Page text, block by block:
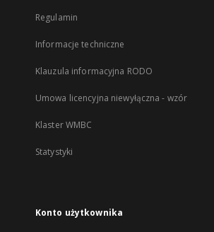
Regulamin
Informacje techniczne
Klauzula informacyjna RODO
Umowa licencyjna niewyłączna - wzór
Klaster WMBC
Statystyki
Konto użytkownika